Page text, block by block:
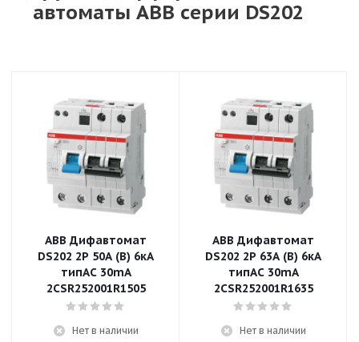
автоматы ABB серии DS202
ABB Дифавтомат
DS202 2P 50A (B) 6кА
типAC 30mA
2CSR252001R1505
Нет в наличии
ABB Дифавтомат
DS202 2P 63A (B) 6кА
типAC 30mA
2CSR252001R1635
Нет в наличии